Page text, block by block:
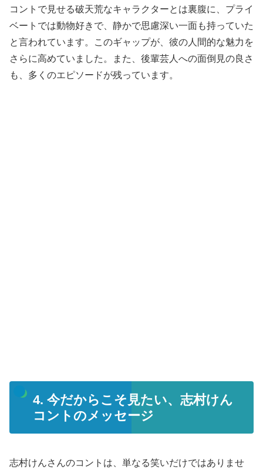
コントで見せる破天荒なキャラクターとは裏腹に、プライ
ベートでは動物好きで、静かで思慮深い一面も持っていた
と言われています。このギャップが、彼の人間的な魅力を
さらに高めていました。また、後輩芸人への面倒見の良さ
も、多くのエピソードが残っています。
4. 今だからこそ見たい、志村けん
コントのメッセージ
志村けんさんのコントは、単なる笑いだけではありませ